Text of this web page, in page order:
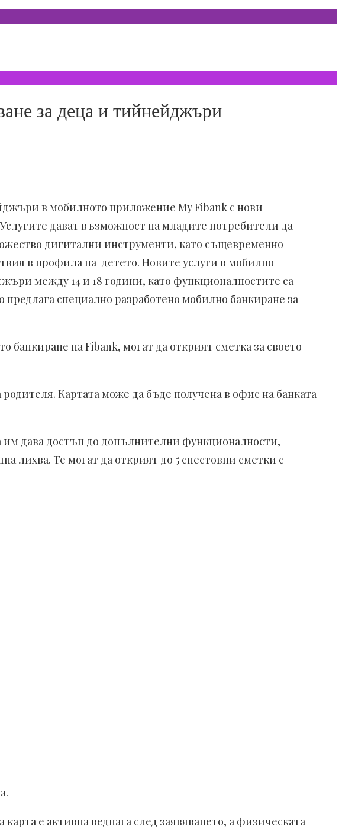
за деца и тийнейджъри
в мобилното приложение My Fibank с нови
дават възможност на младите потребители да
дигитални инструменти, като същевременно
в профила на детето. Новите услуги в мобилно
между 14 и 18 години, като функционалностите са
специално разработено мобилно банкиране за
на Fibank, могат да открият сметка за своето
Картата може да бъде получена в офис на банката
им дава достъп до допълнителни функционалности,
лихва. Те могат да открият до 5 спестовни сметки с
е активна веднага след заявяването, а физическата